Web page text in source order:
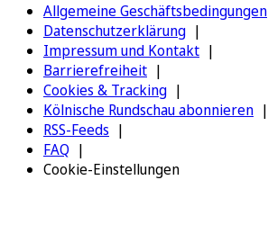
Allgemeine Geschäftsbedingungen
Datenschutzerklärung
Impressum und Kontakt
Barrierefreiheit
Cookies & Tracking
Kölnische Rundschau abonnieren
RSS-Feeds
FAQ
Cookie-Einstellungen